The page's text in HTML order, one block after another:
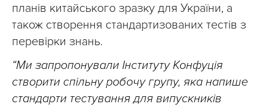
планів китайського зразку для України, а
також створення стандартизованих тестів з
перевірки знань.
“Ми запропонували Інституту Конфуція
створити спільну робочу групу, яка напише
стандарти тестування для випускників